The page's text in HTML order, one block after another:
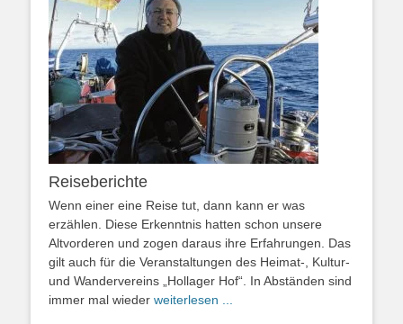
Reiseberichte
Wenn einer eine Reise tut, dann kann er was
erzählen. Diese Erkenntnis hatten schon unsere
Altvorderen und zogen daraus ihre Erfahrungen. Das
gilt auch für die Veranstaltungen des Heimat-, Kultur-
und Wandervereins „Hollager Hof“. In Abständen sind
immer mal wieder weiterlesen ...